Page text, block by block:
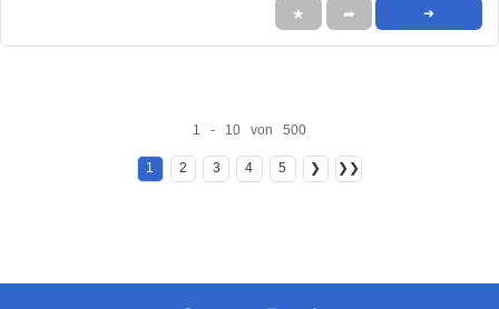
★ ➦ ➜
1 - 10 von 500
1 2 3 4 5 ❯ ❯❯